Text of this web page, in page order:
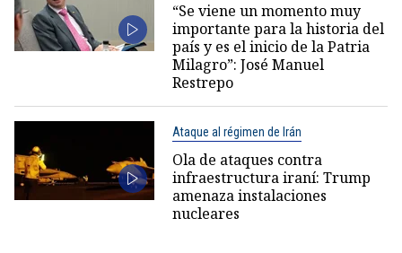
“Se viene un momento muy
importante para la historia del
país y es el inicio de la Patria
Milagro”: José Manuel
Restrepo
Ataque al régimen de Irán
Ola de ataques contra
infraestructura iraní: Trump
amenaza instalaciones
nucleares